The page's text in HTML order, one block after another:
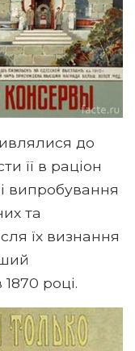
до
її в раціон
випробування
та
їх визнання
році.